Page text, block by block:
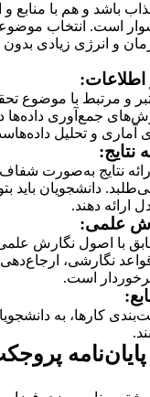
باشد و هم با منابع و
است. انتخاب
و انرژی زیادی
و مرتبط با موضوع
جمع‌آوری داده‌ها
آماری و تحلیل
نتایج به‌صورت
دانشجویان باید
ارائه دهند.
با اصول نگارش
نگارشی،
است.
کارها، به